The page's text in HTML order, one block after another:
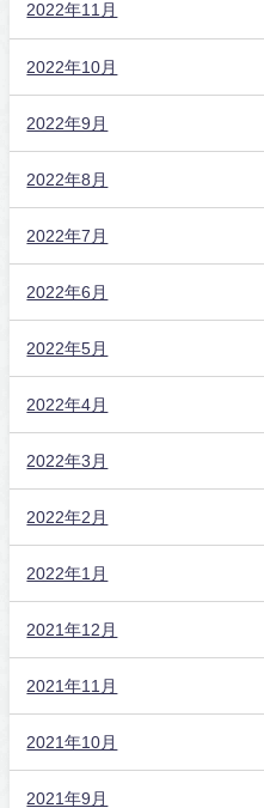
2022年11月
2022年10月
2022年9月
2022年8月
2022年7月
2022年6月
2022年5月
2022年4月
2022年3月
2022年2月
2022年1月
2021年12月
2021年11月
2021年10月
2021年9月